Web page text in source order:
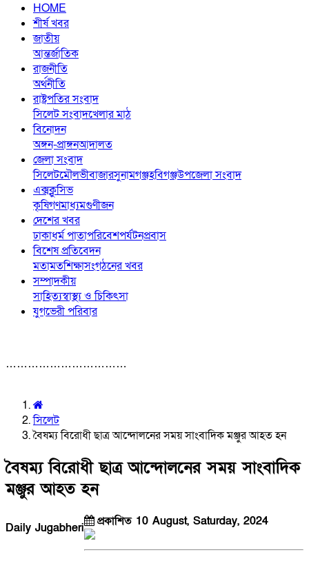
HOME
শীর্ষ খবর
জাতীয়
আন্তর্জাতিক
রাজনীতি
অর্থনীতি
রাষ্ট্রপতির সংবাদ
সিলেট সংবাদখেলার মাঠ
বিনোদন
অঙ্গন-প্রাঙ্গনআদালত
জেলা সংবাদ
সিলেটমৌলভীবাজারসুনামগঞ্জহবিগঞ্জউপজেলা সংবাদ
এক্সক্লুসিভ
কৃষিগণমাধ্যমগুণীজন
দেশের খবর
ঢাকাধর্ম পাতাপরিবেশপর্যটনপ্রবাস
বিশেষ প্রতিবেদন
মতামতশিক্ষাসংগঠনের খবর
সম্পাদকীয়
সাহিত্যস্বাস্থ্য ও চিকিৎসা
যুগভেরী পরিবার
……………………………
সিলেট
বৈষম্য বিরোধী ছাত্র আন্দোলনের সময় সাংবাদিক মঞ্জুর আহত হন
বৈষম্য বিরোধী ছাত্র আন্দোলনের সময় সাংবাদিক
মঞ্জুর আহত হন
Daily Jugabheri প্রকাশিত 10 August, Saturday, 2024